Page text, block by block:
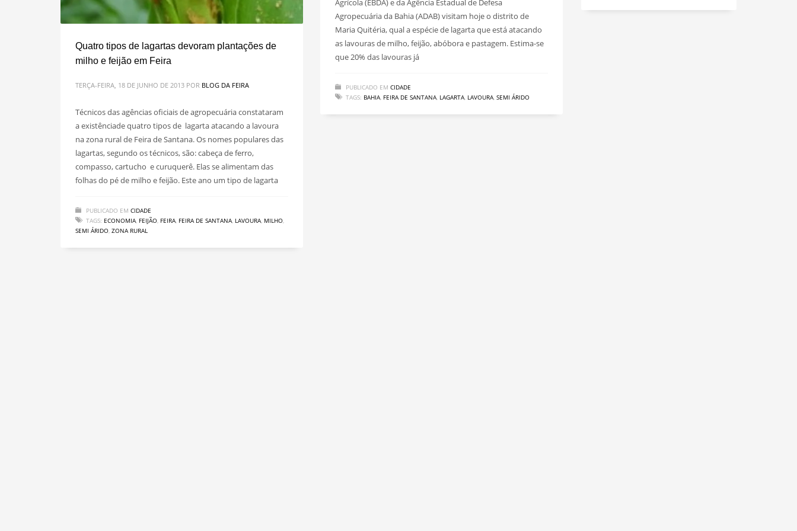
Quatro tipos de lagartas devoram plantações de
milho e feijão em Feira
TERÇA-FEIRA, 18 DE JUNHO DE 2013 POR BLOG DA FEIRA
Técnicos das agências oficiais de agropecuária constataram
a existênciade quatro tipos de lagarta atacando a lavoura
na zona rural de Feira de Santana. Os nomes populares das
lagartas, segundo os técnicos, são: cabeça de ferro,
compasso, cartucho e curuquerê. Elas se alimentam das
folhas do pé de milho e feijão. Este ano um tipo de lagarta
PUBLICADO EM CIDADE
TAGS: ECONOMIA, FEIJÃO, FEIRA, FEIRA DE SANTANA, LAVOURA, MILHO,
SEMI ÁRIDO, ZONA RURAL
Agrícola (EBDA) e da Agência Estadual de Defesa
Agropecuária da Bahia (ADAB) visitam hoje o distrito de
Maria Quitéria, qual a espécie de lagarta que está atacando
as lavouras de milho, feijão, abóbora e pastagem. Estima-se
que 20% das lavouras já
PUBLICADO EM CIDADE
TAGS: BAHIA, FEIRA DE SANTANA, LAGARTA, LAVOURA, SEMI ÁRIDO